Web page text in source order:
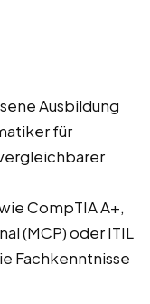
Ausbildung
für
CompTIA A+,
(MCP) oder ITIL
Fachkenntnisse